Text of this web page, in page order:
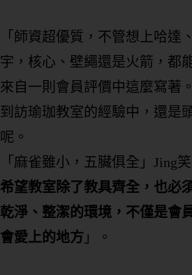
「師資超優質，不管想上哈達
宇，核心、壁繩還是火箭，都
來自一則會員評價中這麼寫著
到訪瑜珈教室的經驗中，還是
呢。
「麻雀雖小，五臟俱全」Jing
希望教室除了教具齊全，也必
乾淨、整潔的環境，不僅是會
會愛上的地方 」。